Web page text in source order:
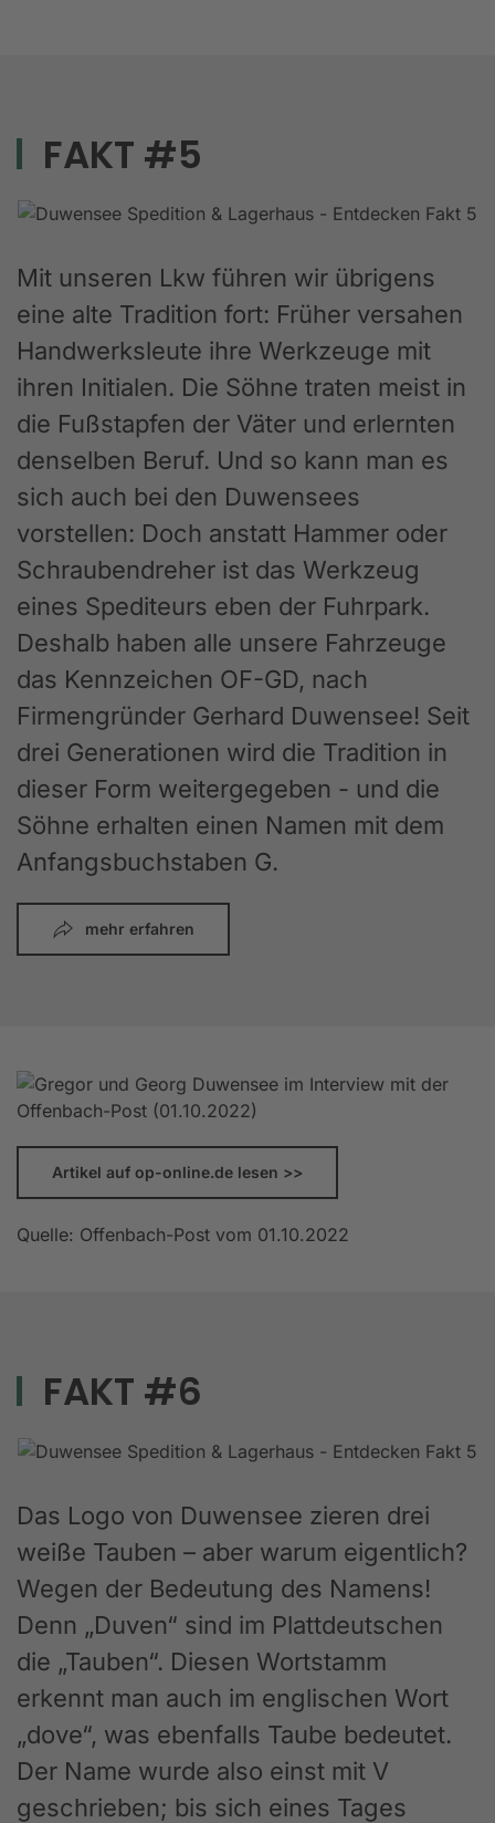
FAKT #5
Mit unseren Lkw führen wir übrigens
eine alte Tradition fort: Früher versahen
Handwerksleute ihre Werkzeuge mit
ihren Initialen. Die Söhne traten meist in
die Fußstapfen der Väter und erlernten
denselben Beruf. Und so kann man es
sich auch bei den Duwensees
vorstellen: Doch anstatt Hammer oder
Schraubendreher ist das Werkzeug
eines Spediteurs eben der Fuhrpark.
Deshalb haben alle unsere Fahrzeuge
das Kennzeichen OF-GD, nach
Firmengründer Gerhard Duwensee! Seit
drei Generationen wird die Tradition in
dieser Form weitergegeben - und die
Söhne erhalten einen Namen mit dem
Anfangsbuchstaben G.
mehr erfahren
Artikel auf op-online.de lesen >>
Quelle: Offenbach-Post vom 01.10.2022
FAKT #6
Das Logo von Duwensee zieren drei
weiße Tauben – aber warum eigentlich?
Wegen der Bedeutung des Namens!
Denn „Duven“ sind im Plattdeutschen
die „Tauben“. Diesen Wortstamm
erkennt man auch im englischen Wort
„dove“, was ebenfalls Taube bedeutet.
Der Name wurde also einst mit V
geschrieben; bis sich eines Tages